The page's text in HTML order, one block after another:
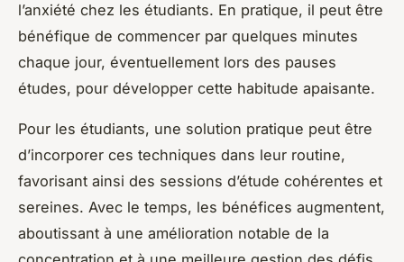
l’anxiété chez les étudiants. En pratique, il peut être
bénéfique de commencer par quelques minutes
chaque jour, éventuellement lors des pauses
études, pour développer cette habitude apaisante.
Pour les étudiants, une solution pratique peut être
d’incorporer ces techniques dans leur routine,
favorisant ainsi des sessions d’étude cohérentes et
sereines. Avec le temps, les bénéfices augmentent,
aboutissant à une amélioration notable de la